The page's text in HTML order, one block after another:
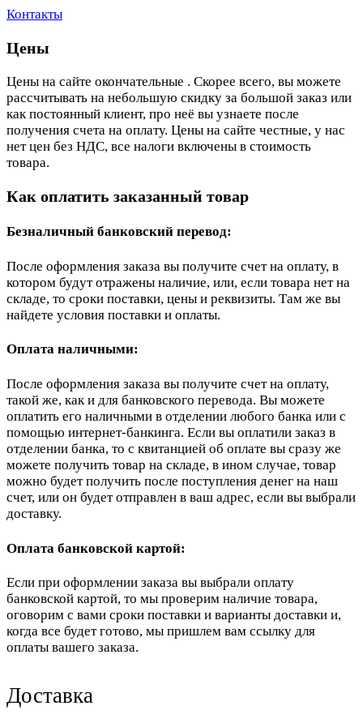
Контакты
Цены
Цены на сайте окончательные . Скорее всего, вы можете
рассчитывать на небольшую скидку за большой заказ или
как постоянный клиент, про неё вы узнаете после
получения счета на оплату. Цены на сайте честные, у нас
нет цен без НДС, все налоги включены в стоимость
товара.
Как оплатить заказанный товар
Безналичный банковский перевод:
После оформления заказа вы получите счет на оплату, в
котором будут отражены наличие, или, если товара нет на
складе, то сроки поставки, цены и реквизиты. Там же вы
найдете условия поставки и оплаты.
Оплата наличными:
После оформления заказа вы получите счет на оплату,
такой же, как и для банковского перевода. Вы можете
оплатить его наличными в отделении любого банка или с
помощью интернет-банкинга. Если вы оплатили заказ в
отделении банка, то с квитанцией об оплате вы сразу же
можете получить товар на складе, в ином случае, товар
можно будет получить после поступления денег на наш
счет, или он будет отправлен в ваш адрес, если вы выбрали
доставку.
Оплата банковской картой:
Если при оформлении заказа вы выбрали оплату
банковской картой, то мы проверим наличие товара,
оговорим с вами сроки поставки и варианты доставки и,
когда все будет готово, мы пришлем вам ссылку для
оплаты вашего заказа.
Доставка